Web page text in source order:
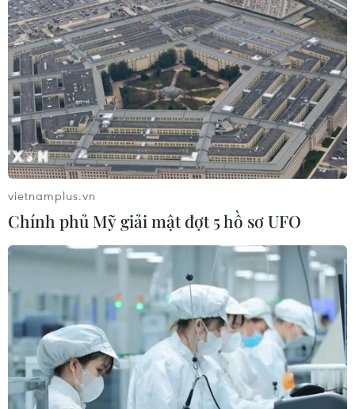
Nhà đầu tư Anh đề xuất siêu dự án Tổ
hợp cảng biển 18 tỷ USD tại Quảng
Ninh
07/08/2026 08:33
Canh tác biển - động lực mới cho
kinh tế biển Việt Nam
Xem thêm
CƠ QUAN CHỦ QUẢN: THÔNG TẤN XÃ VIỆT NAM
vietnamplus.vn
Chính phủ Mỹ giải mật đợt 5 hồ sơ UFO